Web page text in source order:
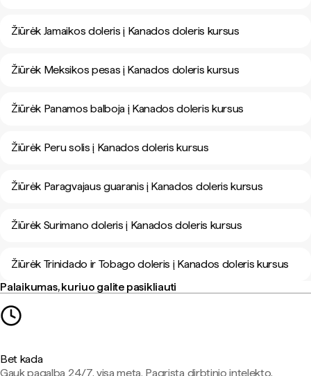
Žiūrėk Jamaikos doleris į Kanados doleris kursus
Žiūrėk Meksikos pesas į Kanados doleris kursus
Žiūrėk Panamos balboja į Kanados doleris kursus
Žiūrėk Peru solis į Kanados doleris kursus
Žiūrėk Paragvajaus guaranis į Kanados doleris kursus
Žiūrėk Surimano doleris į Kanados doleris kursus
Žiūrėk Trinidado ir Tobago doleris į Kanados doleris kursus
Palaikumas, kuriuo galite pasikliauti
Bet kada
Gauk pagalbą 24/7, visą metą. Pagrįsta dirbtinio intelekto,